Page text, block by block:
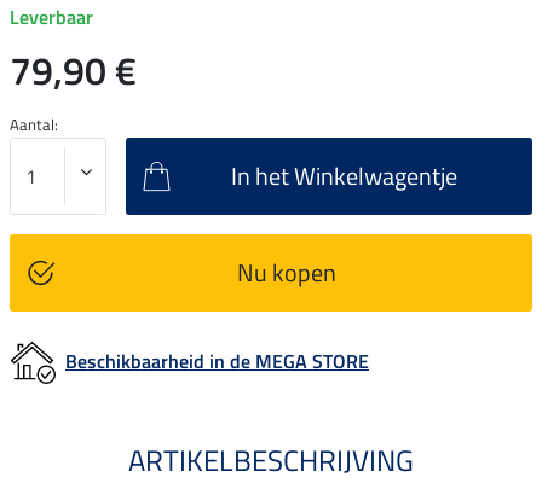
Leverbaar
79,90 €
Aantal:
In het Winkelwagentje
Nu kopen
Beschikbaarheid in de MEGA STORE
ARTIKELBESCHRIJVING